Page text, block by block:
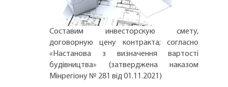
Составим инвесторскую смету,
договорную цену контракта; согласно
«Настанова з визначення вартості
будівництва» (затверджена наказом
Мінрегіону № 281 від 01.11.2021)